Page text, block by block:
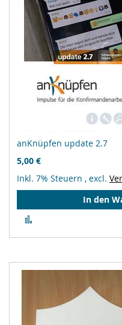
anKnüpfen update 2.7
5,00 €
Inkl. 7% Steuern , excl.
In den
hinzufügen